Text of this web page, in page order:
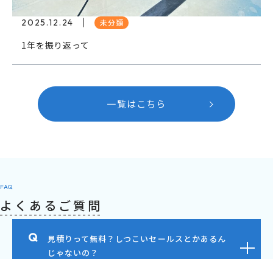
2025.12.24 未分類
1年を振り返って
一覧はこちら
FAQ
よくあるご質問
見積りって無料？しつこいセールスとかあるん
じゃないの？